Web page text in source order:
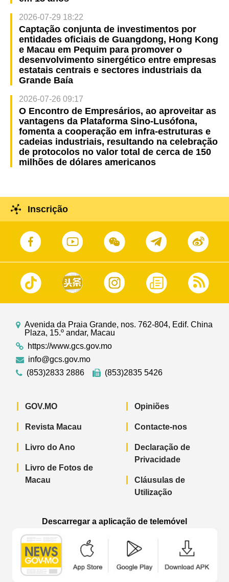
2026-07-29 18:22
Captação conjunta de investimentos por
entidades oficiais de Guangdong, Hong Kong
e Macau em Pequim para promover o
desenvolvimento sinergético entre empresas
estatais centrais e sectores industriais da
Grande Baía
2026-07-26 09:17
O Encontro de Empresários, ao aproveitar as
vantagens da Plataforma Sino-Lusófona,
fomenta a cooperação em infra-estruturas e
cadeias industriais, resultando na celebração
de protocolos no valor total de cerca de 150
milhões de dólares americanos
Inscrição
Avenida da Praia Grande, nos. 762-804, Edif. China
Plaza, 15.º andar, Macau
https://www.gcs.gov.mo
info@gcs.gov.mo
(853)2833 2886
(853)2835 5426
GOV.MO
Revista Macau
Livro do Ano
Livro de Fotos de
Macau
Opiniões
Contacte-nos
Declaração de
Privacidade
Cláusulas de
Utilização
Descarregar a aplicação de telemóvel